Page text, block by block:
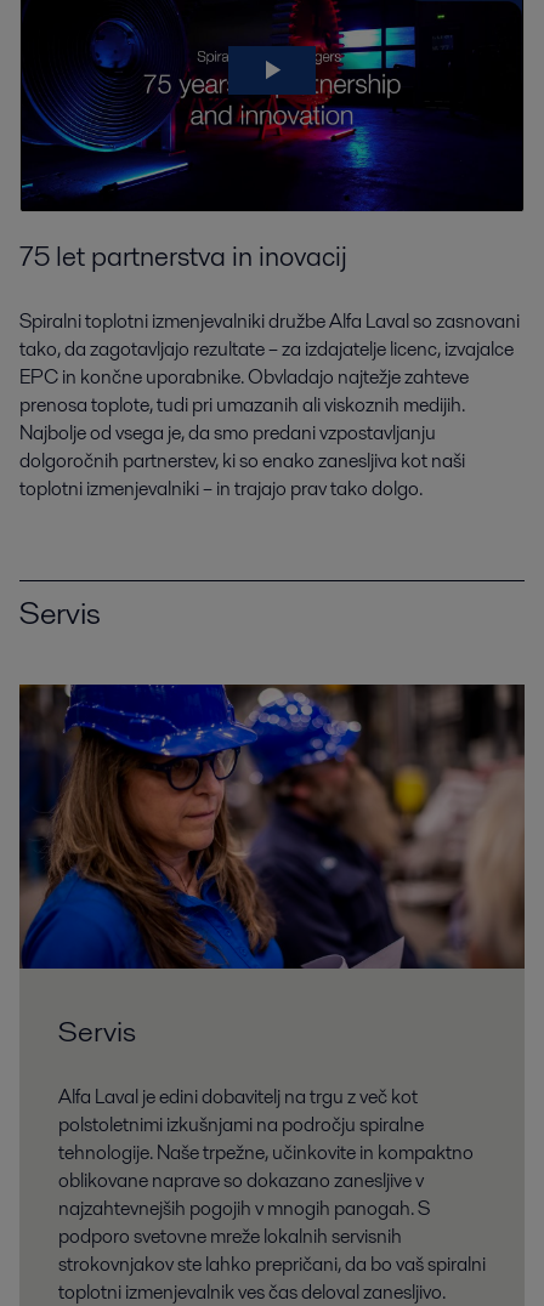
75 let partnerstva in inovacij
Spiralni toplotni izmenjevalniki družbe Alfa Laval so zasnovani
tako, da zagotavljajo rezultate – za izdajatelje licenc, izvajalce
EPC in končne uporabnike. Obvladajo najtežje zahteve
prenosa toplote, tudi pri umazanih ali viskoznih medijih.
Najbolje od vsega je, da smo predani vzpostavljanju
dolgoročnih partnerstev, ki so enako zanesljiva kot naši
toplotni izmenjevalniki – in trajajo prav tako dolgo.
Servis
Servis
Alfa Laval je edini dobavitelj na trgu z več kot
polstoletnimi izkušnjami na področju spiralne
tehnologije. Naše trpežne, učinkovite in kompaktno
oblikovane naprave so dokazano zanesljive v
najzahtevnejših pogojih v mnogih panogah. S
podporo svetovne mreže lokalnih servisnih
strokovnjakov ste lahko prepričani, da bo vaš spiralni
toplotni izmenjevalnik ves čas deloval zanesljivo.